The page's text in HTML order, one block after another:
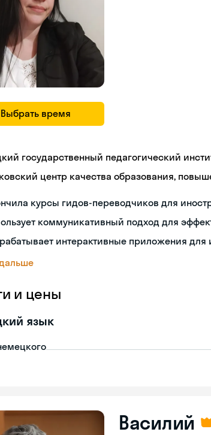
Выбрать время
государственный педагогический
центр качества образования,
курсы гидов-переводчиков для
коммуникативный подход для
интерактивные приложения для
и цены
язык
Василий